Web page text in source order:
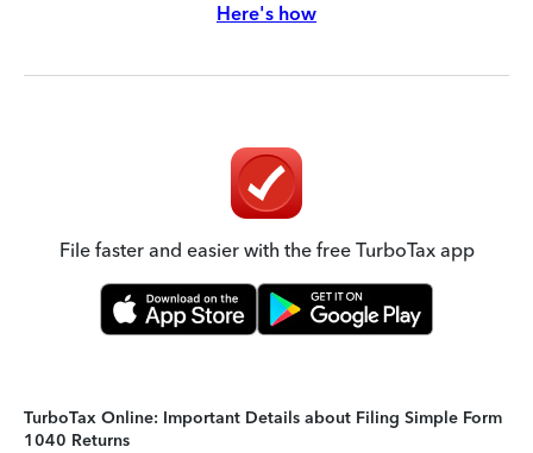
Here's how
File faster and easier with the free TurboTax app
TurboTax Online: Important Details about Filing Simple Form
1040 Returns